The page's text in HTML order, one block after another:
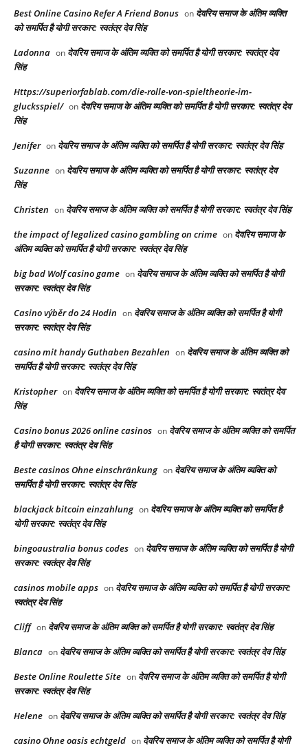
Best Online Casino Refer A Friend Bonus on देवरिय समाज के अंतिम व्यक्ति
को समर्पित है योगी सरकार: स्वतंत्र देव सिंह
Ladonna on देवरिय समाज के अंतिम व्यक्ति को समर्पित है योगी सरकार: स्वतंत्र देव
सिंह
Https://superiorfablab.com/die-rolle-von-spieltheorie-im-
glucksspiel/ on देवरिय समाज के अंतिम व्यक्ति को समर्पित है योगी सरकार: स्वतंत्र देव
सिंह
Jenifer on देवरिय समाज के अंतिम व्यक्ति को समर्पित है योगी सरकार: स्वतंत्र देव सिंह
Suzanne on देवरिय समाज के अंतिम व्यक्ति को समर्पित है योगी सरकार: स्वतंत्र देव
सिंह
Christen on देवरिय समाज के अंतिम व्यक्ति को समर्पित है योगी सरकार: स्वतंत्र देव सिंह
the impact of legalized casino gambling on crime on देवरिय समाज के
अंतिम व्यक्ति को समर्पित है योगी सरकार: स्वतंत्र देव सिंह
big bad Wolf casino game on देवरिय समाज के अंतिम व्यक्ति को समर्पित है योगी
सरकार: स्वतंत्र देव सिंह
Casino výběr do 24 Hodin on देवरिय समाज के अंतिम व्यक्ति को समर्पित है योगी
सरकार: स्वतंत्र देव सिंह
casino mit handy Guthaben Bezahlen on देवरिय समाज के अंतिम व्यक्ति को
समर्पित है योगी सरकार: स्वतंत्र देव सिंह
Kristopher on देवरिय समाज के अंतिम व्यक्ति को समर्पित है योगी सरकार: स्वतंत्र देव
सिंह
Casino bonus 2026 online casinos on देवरिय समाज के अंतिम व्यक्ति को समर्पित
है योगी सरकार: स्वतंत्र देव सिंह
Beste casinos Ohne einschränkung on देवरिय समाज के अंतिम व्यक्ति को
समर्पित है योगी सरकार: स्वतंत्र देव सिंह
blackjack bitcoin einzahlung on देवरिय समाज के अंतिम व्यक्ति को समर्पित है
योगी सरकार: स्वतंत्र देव सिंह
bingoaustralia bonus codes on देवरिय समाज के अंतिम व्यक्ति को समर्पित है योगी
सरकार: स्वतंत्र देव सिंह
casinos mobile apps on देवरिय समाज के अंतिम व्यक्ति को समर्पित है योगी सरकार:
स्वतंत्र देव सिंह
Cliff on देवरिय समाज के अंतिम व्यक्ति को समर्पित है योगी सरकार: स्वतंत्र देव सिंह
Blanca on देवरिय समाज के अंतिम व्यक्ति को समर्पित है योगी सरकार: स्वतंत्र देव सिंह
Beste Online Roulette Site on देवरिय समाज के अंतिम व्यक्ति को समर्पित है योगी
सरकार: स्वतंत्र देव सिंह
Helene on देवरिय समाज के अंतिम व्यक्ति को समर्पित है योगी सरकार: स्वतंत्र देव सिंह
casino Ohne oasis echtgeld on देवरिय समाज के अंतिम व्यक्ति को समर्पित है योगी